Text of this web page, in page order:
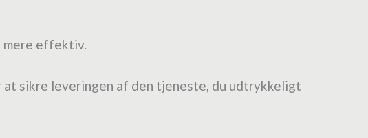
mere effektiv.
at sikre leveringen af den tjeneste, du udtrykkeligt